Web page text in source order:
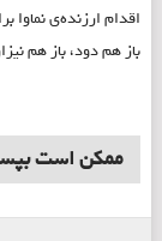
اقدام ارزنده‌ی نماوا
باز هم دود، باز هم
ممکن است